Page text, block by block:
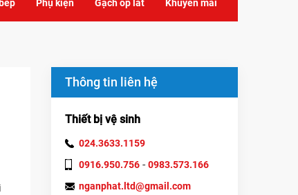
Phụ kiện Gạch ốp lát Khuyến mãi
Thông tin liên hệ
Thiết bị vệ sinh
024.3633.1159
0916.950.756 - 0983.573.166
nganphat.ltd@gmail.com